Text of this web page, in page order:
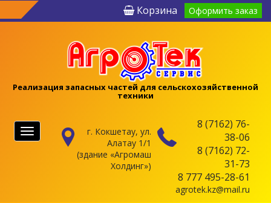
Корзина Оформить заказ
Реализация запасных частей для сельскохозяйственной
техники
8 (7162) 76-
38-06
8 (7162) 72-
31-73
8 777 495-28-61
agrotek.kz@mail.ru
г. Кокшетау, ул.
Алатау 1/1
(здание «Агромаш
Холдинг»)
Меню